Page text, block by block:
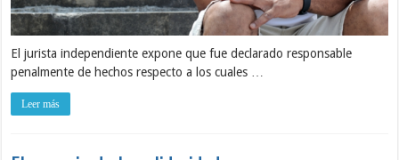
El jurista independiente expone que fue declarado responsable
penalmente de hechos respecto a los cuales …
Leer más